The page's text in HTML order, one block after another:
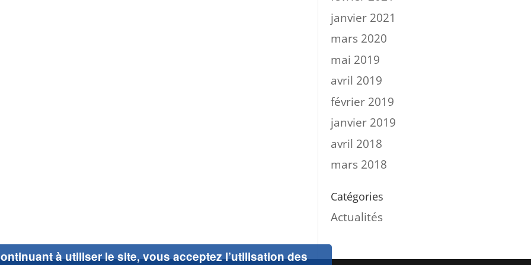
janvier 2021
mars 2020
mai 2019
avril 2019
février 2019
janvier 2019
avril 2018
mars 2018
Catégories
Actualités
à utiliser le site, vous acceptez l’utilisation des